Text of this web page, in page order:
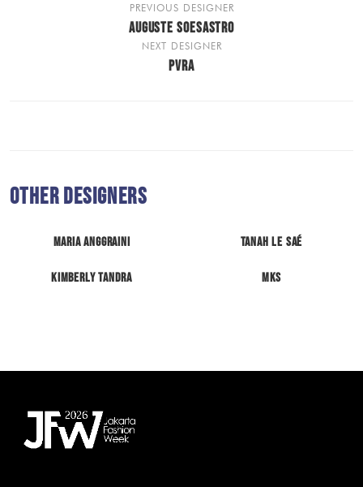
PREVIOUS DESIGNER
AUGUSTE SOESASTRO
NEXT DESIGNER
PVRA
Other Designers
Maria Anggraini Tanah Le Saé
Kimberly Tandra MKS